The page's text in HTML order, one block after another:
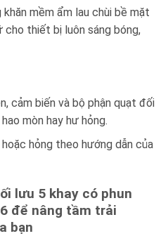
mềm ẩm lau chùi bề mặt
cho thiết bị luôn sáng bóng,
cảm biến và bộ phận quạt đối
mòn hay hư hỏng.
hỏng theo hướng dẫn của
lưu 5 khay có phun
để nâng tầm trải
bạn